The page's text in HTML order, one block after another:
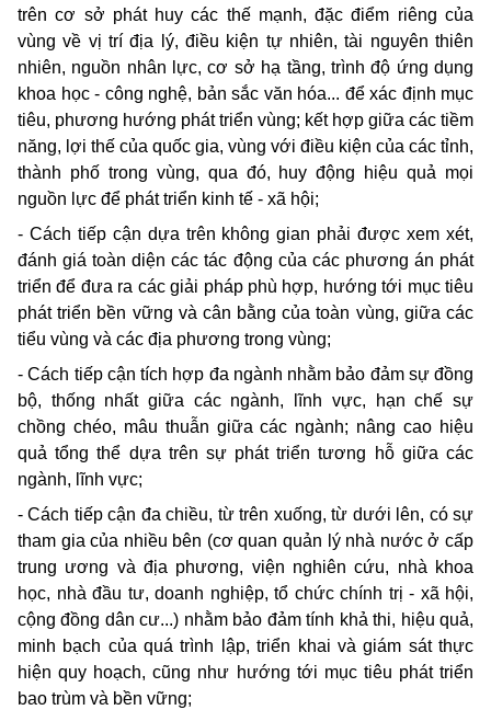
trên cơ sở phát huy các thế mạnh, đặc điểm riêng của
vùng về vị trí địa lý, điều kiện tự nhiên, tài nguyên thiên
nhiên, nguồn nhân lực, cơ sở hạ tầng, trình độ ứng dụng
khoa học - công nghệ, bản sắc văn hóa... để xác định mục
tiêu, phương hướng phát triển vùng; kết hợp giữa các tiềm
năng, lợi thế của quốc gia, vùng với điều kiện của các tỉnh,
thành phố trong vùng, qua đó, huy động hiệu quả mọi
nguồn lực để phát triển kinh tế - xã hội;
- Cách tiếp cận dựa trên không gian phải được xem xét,
đánh giá toàn diện các tác động của các phương án phát
triển để đưa ra các giải pháp phù hợp, hướng tới mục tiêu
phát triển bền vững và cân bằng của toàn vùng, giữa các
tiểu vùng và các địa phương trong vùng;
- Cách tiếp cận tích hợp đa ngành nhằm bảo đảm sự đồng
bộ, thống nhất giữa các ngành, lĩnh vực, hạn chế sự
chồng chéo, mâu thuẫn giữa các ngành; nâng cao hiệu
quả tổng thể dựa trên sự phát triển tương hỗ giữa các
ngành, lĩnh vực;
- Cách tiếp cận đa chiều, từ trên xuống, từ dưới lên, có sự
tham gia của nhiều bên (cơ quan quản lý nhà nước ở cấp
trung ương và địa phương, viện nghiên cứu, nhà khoa
học, nhà đầu tư, doanh nghiệp, tổ chức chính trị - xã hội,
cộng đồng dân cư...) nhằm bảo đảm tính khả thi, hiệu quả,
minh bạch của quá trình lập, triển khai và giám sát thực
hiện quy hoạch, cũng như hướng tới mục tiêu phát triển
bao trùm và bền vững;